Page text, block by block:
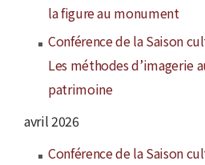
la figure au monument
Conférence de la Saison
Les méthodes d’imagerie
patrimoine
avril 2026
Conférence de la Saison